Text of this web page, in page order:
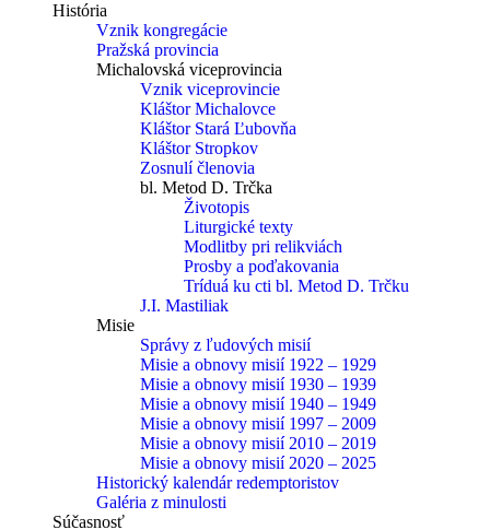
História
Vznik kongregácie
Pražská provincia
Michalovská viceprovincia
Vznik viceprovincie
Kláštor Michalovce
Kláštor Stará Ľubovňa
Kláštor Stropkov
Zosnulí členovia
bl. Metod D. Trčka
Životopis
Liturgické texty
Modlitby pri relikviách
Prosby a poďakovania
Tríduá ku cti bl. Metod D. Trčku
J.I. Mastiliak
Misie
Správy z ľudových misií
Misie a obnovy misií 1922 – 1929
Misie a obnovy misií 1930 – 1939
Misie a obnovy misií 1940 – 1949
Misie a obnovy misií 1997 – 2009
Misie a obnovy misií 2010 – 2019
Misie a obnovy misií 2020 – 2025
Historický kalendár redemptoristov
Galéria z minulosti
Súčasnosť